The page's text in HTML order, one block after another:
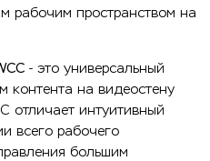
рабочим пространством на
- это универсальный
контента на видеостену
отличает интуитивный
всего рабочего
большим